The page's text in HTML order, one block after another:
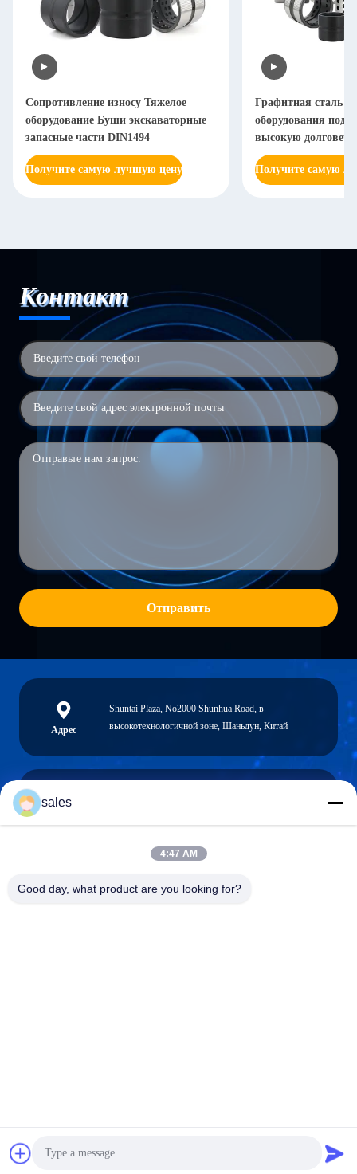
Получите самую лучшую цену
Сопротивление износу Тяжелое
оборудование Буши экскаваторные
запасные части DIN1494
Получите самую лучшую цену
Графитная сталь
оборудования
высокую
Получите самую
Контакт
Отправить
Адрес
Shuntai Plaza, No2000 Shunhua Road, в
высокотехнологичной зоне, Шаньдун, Китай
Получить предложение
sales
4:47 AM
Good day, what product are you looking for?